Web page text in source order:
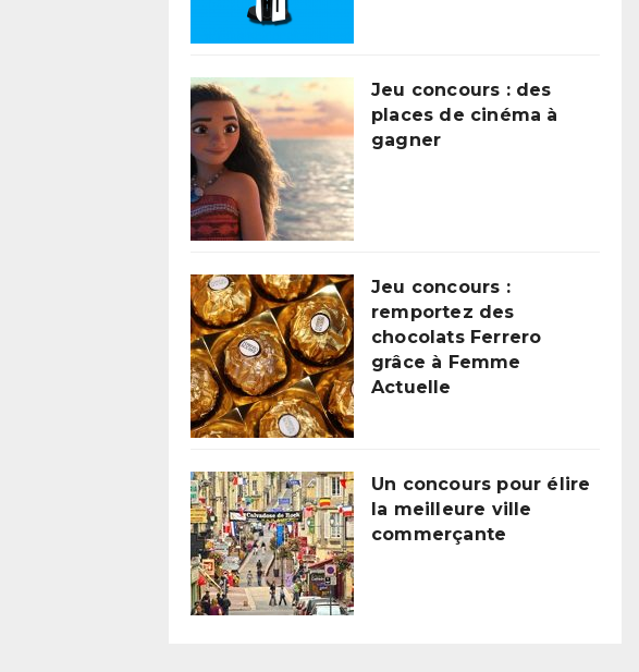
Jeu concours : des
places de cinéma à
gagner
Jeu concours :
remportez des
chocolats Ferrero
grâce à Femme
Actuelle
Un concours pour élire
la meilleure ville
commerçante